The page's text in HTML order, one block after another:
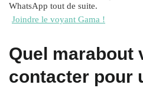
WhatsApp tout de suite.
Joindre le voyant Gama !
Quel marabout
contacter pour